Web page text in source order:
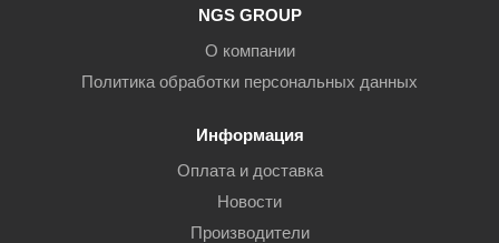
NGS GROUP
О компании
Политика обработки персональных данных
Информация
Оплата и доставка
Новости
Производители